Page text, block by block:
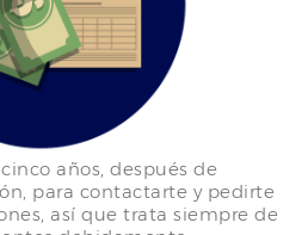
años, después de
para contactarte y pedirte
así que trata siempre de